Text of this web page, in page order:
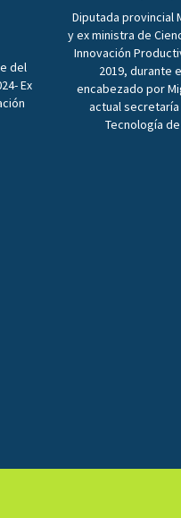
del
Ex
Diputada provincial
y ex ministra de
Innovación
2019, durante
encabezado por
actual secretaría
Tecnología